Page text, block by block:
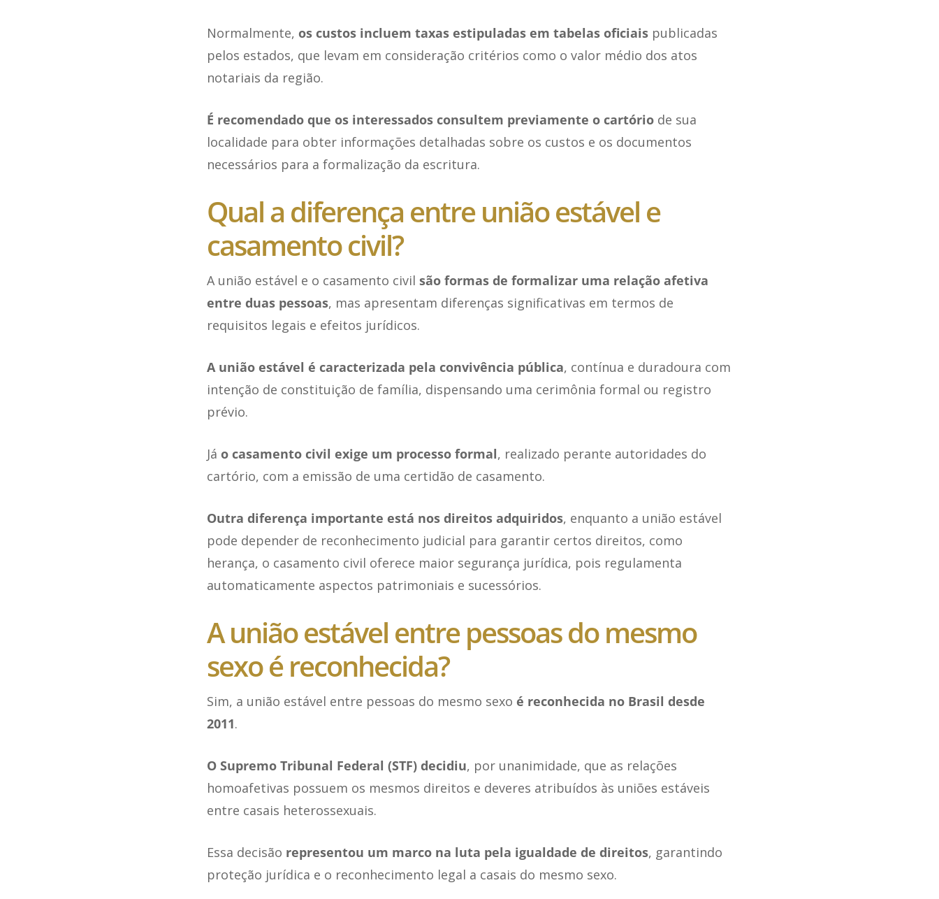
Normalmente, os custos incluem taxas estipuladas em tabelas oficiaispublicadas
pelos estados, que levam em consideração critérios como o valor médio dos atos
notariais da região.
É recomendado que os interessados consultem previamente o cartóriode sua
localidade para obter informações detalhadas sobre os custos e os documentos
necessários para a formalização da escritura.
Qual a diferença entre união estável e
casamento civil?
A união estável e o casamento civil são formas de formalizar uma relação afetiva
entre duas pessoas, mas apresentam diferenças significativas em termos de
requisitos legais e efeitos jurídicos.
A união estável é caracterizada pela convivência pública, contínua e duradoura com
intenção de constituição de família, dispensando uma cerimônia formal ou registro
prévio.
Já o casamento civil exige um processo formal, realizado perante autoridades do
cartório, com a emissão de uma certidão de casamento.
Outra diferença importante está nos direitos adquiridos, enquanto a união estável
pode depender de reconhecimento judicial para garantir certos direitos, como
herança, o casamento civil oferece maior segurança jurídica, pois regulamenta
automaticamente aspectos patrimoniais e sucessórios.
A união estável entre pessoas do mesmo
sexo é reconhecida?
Sim, a união estável entre pessoas do mesmo sexo é reconhecida no Brasil desde
2011.
O Supremo Tribunal Federal (STF) decidiu, por unanimidade, que as relações
homoafetivas possuem os mesmos direitos e deveres atribuídos às uniões estáveis
entre casais heterossexuais.
Essa decisão representou um marco na luta pela igualdade de direitos, garantindo
proteção jurídica e o reconhecimento legal a casais do mesmo sexo.